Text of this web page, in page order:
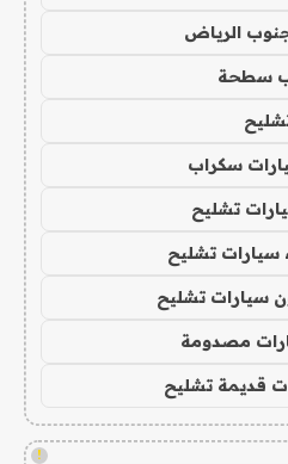
الرياض
سطحة
سكراب
تشليح
سيارات تشليح
سيارات تشليح
مصدومة
قديمة تشليح
!